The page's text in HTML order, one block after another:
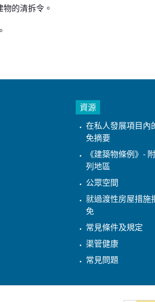
的清拆令。
資源
在私人發展項目內
免摘要
《建築物條例》-
列地區
公眾空間
就過渡性房屋措施
免
常見條件及規定
渠管健康
常見問題